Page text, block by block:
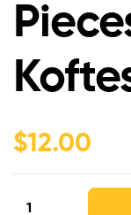
$12.00